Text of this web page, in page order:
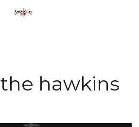
the hawkins